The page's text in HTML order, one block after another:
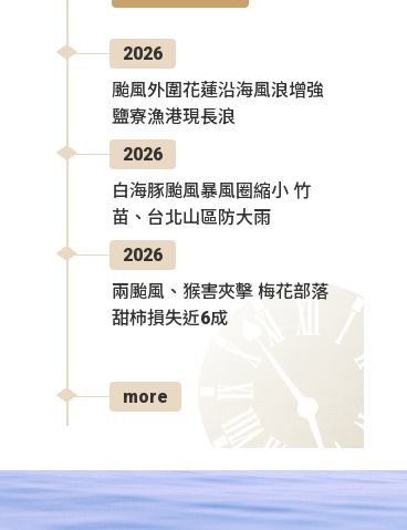
2026
颱風外圍花蓮沿海風浪增強
鹽寮漁港現長浪
2026
白海豚颱風暴風圈縮小 竹
苗、台北山區防大雨
2026
兩颱風、猴害夾擊 梅花部落
甜柿損失近6成
more